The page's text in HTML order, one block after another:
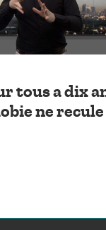
tous a dix
ne recule